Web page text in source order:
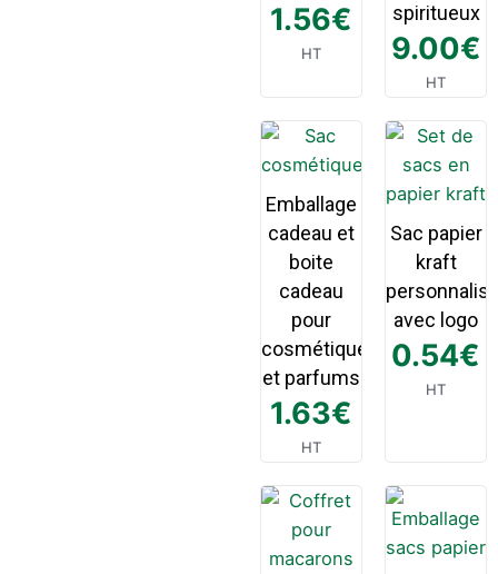
1.56€
HT
spiritueux
9.00€
HT
Emballage
cadeau et
boite
cadeau
pour
cosmétique
et parfums
1.63€
HT
Sac papier
kraft
avec logo
0.54€
HT